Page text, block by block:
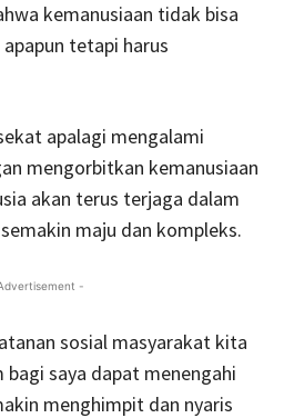
kemanusiaan tidak bisa
tetapi harus
apalagi mengalami
mengorbitkan kemanusiaan
akan terus terjaga dalam
maju dan kompleks.
-
sosial masyarakat kita
saya dapat menengahi
menghimpit dan nyaris